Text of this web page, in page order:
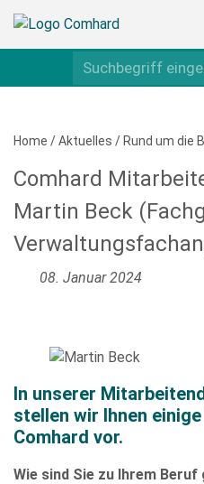
Home /Aktuelles / Rund um die
Comhard
Martin Beck
08. Januar 2024
In unserer
stellen wir Ihnen
Comhard vor.
Wie sind Sie zu Ihrem Beruf